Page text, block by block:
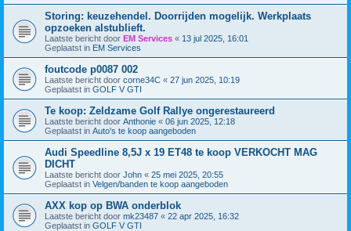
Storing: keuzehendel. Doorrijden mogelijk. Werkplaats
opzoeken alstublieft.
Laatste bericht door EM Services « 13 jul 2025, 16:01
Geplaatst in EM Services
foutcode p0087 002
Laatste bericht door corne34C « 27 jun 2025, 10:19
Geplaatst in GOLF V GTI
Te koop: Zeldzame Golf Rallye ongerestaureerd
Laatste bericht door Anthonie « 06 jun 2025, 12:18
Geplaatst in Auto's te koop aangeboden
Audi Speedline 8,5J x 19 ET48 te koop VERKOCHT MAG
DICHT
Laatste bericht door John « 25 mei 2025, 20:55
Geplaatst in Velgen/banden te koop aangeboden
AXX kop op BWA onderblok
Laatste bericht door mk23487 « 22 apr 2025, 16:32
Geplaatst in GOLF V GTI